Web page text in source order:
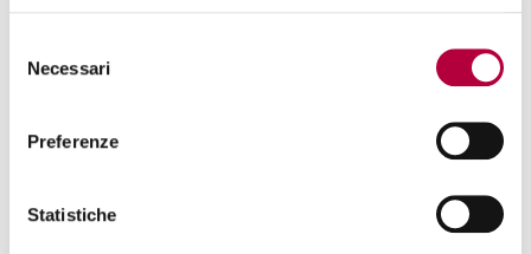
delNecessari
Preferenze
Statistiche
Aggiornamento
controllo sulla